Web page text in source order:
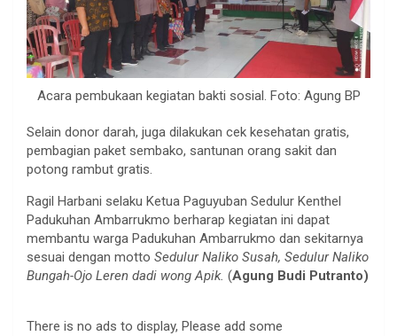
Acara pembukaan kegiatan bakti sosial. Foto: Agung BP
Selain donor darah, juga dilakukan cek kesehatan gratis,
pembagian paket sembako, santunan orang sakit dan
potong rambut gratis.
Ragil Harbani selaku Ketua Paguyuban Sedulur Kenthel
Padukuhan Ambarrukmo berharap kegiatan ini dapat
membantu warga Padukuhan Ambarrukmo dan sekitarnya
sesuai dengan motto Sedulur Naliko Susah, Sedulur Naliko
Bungah-Ojo Leren dadi wong Apik. (Agung Budi Putranto)
There is no ads to display, Please add some